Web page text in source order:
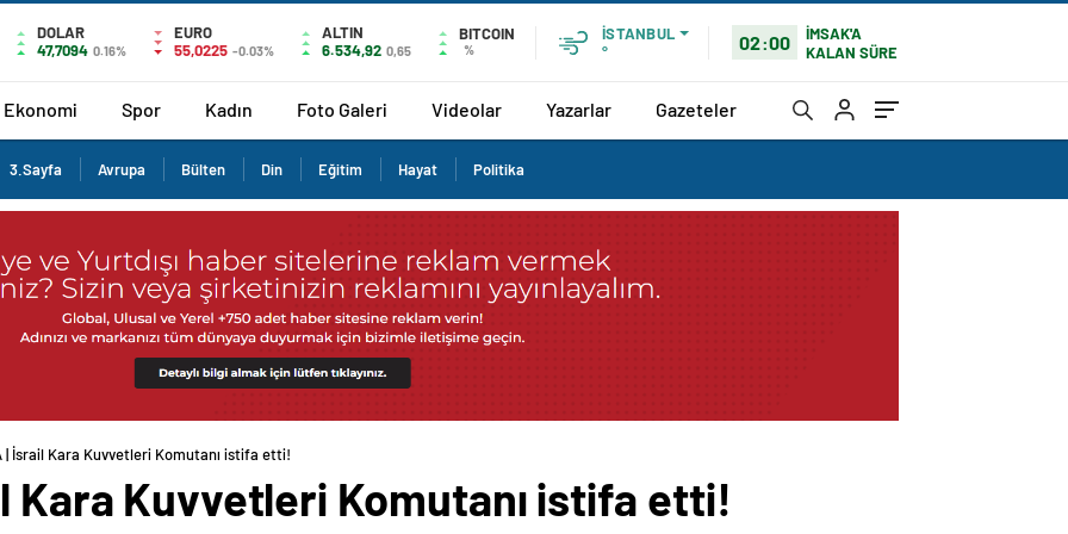
DOLAR
47,7094 0.16%
EURO
55,0225 -0.03%
ALTIN
6.534,92 0,65
BITCOIN
%
İSTANBUL
°
02:00
İMSAK'A
KALAN SÜRE
Ekonomi Spor Kadın Foto Galeri Videolar Yazarlar Gazeteler
3.Sayfa Avrupa Bülten Din Eğitim Hayat Politika
| İsrail Kara Kuvvetleri Komutanı istifa etti!
Kara Kuvvetleri Komutanı istifa etti!